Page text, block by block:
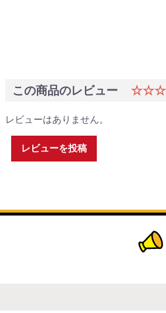
この商品のレビュー
レビューはありません。
レビューを投稿